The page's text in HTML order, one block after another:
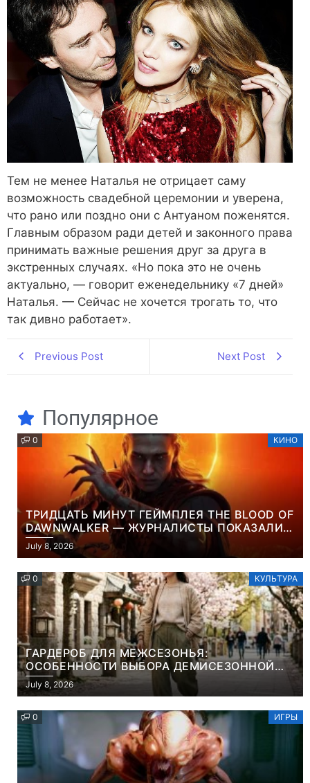
Тем не менее Наталья не отрицает саму
возможность свадебной церемонии и уверена,
что рано или поздно они с Антуаном поженятся.
Главным образом ради детей и законного права
принимать важные решения друг за друга в
экстренных случаях. «Но пока это не очень
актуально, — говорит еженедельнику «7 дней»
Наталья. — Сейчас не хочется трогать то, что
так дивно работает».
Previous Post Next Post
Популярное
0 КИНО
ТРИДЦАТЬ МИНУТ ГЕЙМПЛЕЯ THE BLOOD OF
DAWNWALKER — ЖУРНАЛИСТЫ ПОКАЗАЛИ
НАЧАЛО НОВОЙ ИГРЫ ОТ ВЕТЕРАНОВ CD
PROJEKT RED
July 8, 2026
0 КУЛЬТУРА
ГАРДЕРОБ ДЛЯ МЕЖСЕЗОНЬЯ:
ОСОБЕННОСТИ ВЫБОРА ДЕМИСЕЗОННОЙ
ПАРКИ И ЭЛЕГАНТНОГО ЖЕНСКОГО ПЛАЩА
July 8, 2026
0 ИГРЫ